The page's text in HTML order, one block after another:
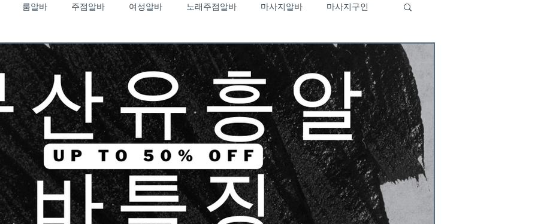
룸알바 주점알바 여성알바 노래주점알바 마사지알바 마사지구인
강남노래주점알바 유흥알바채용중 유흥알바가이드 룸바알바 이자카야알바
태국마사지알바 태국마사지구인 스웨디시알바 스웨디시구인 부산유흥알바특징
부산여성알바 부산단기알바 고소득알바 일자리정보 알바구인